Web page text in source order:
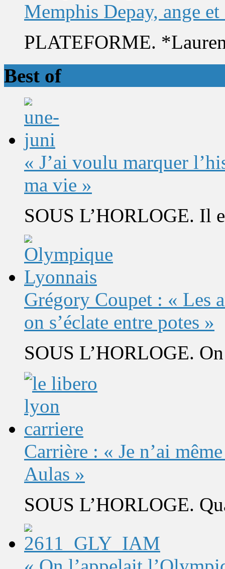
Memphis Depay, ange et
PLATEFORME.
Best of
« J’ai voulu marquer
ma vie »
SOUS L’HORLOGE. Il
Grégory Coupet : « Les
on s’éclate entre potes »
SOUS L’HORLOGE.
Carrière : « Je n’ai
Aulas »
SOUS L’HORLOGE.